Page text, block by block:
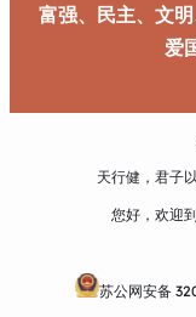
富强、民主、文
爱
天行健，君子
您好，欢迎
苏公网安备